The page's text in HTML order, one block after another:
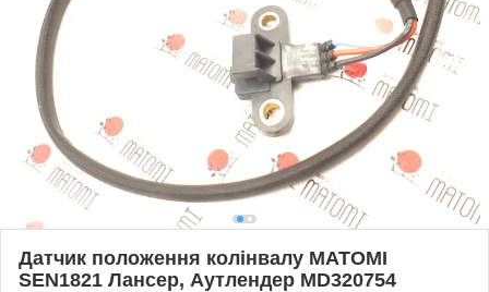
Датчик положення колінвалу MATOMI
SEN1821 Лансер, Аутлендер MD320754